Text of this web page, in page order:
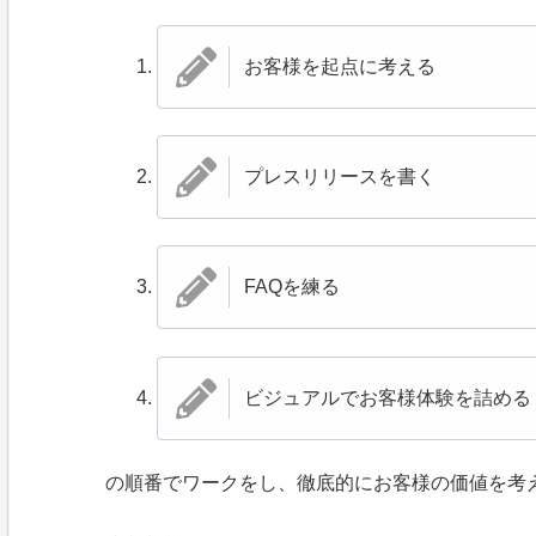
お客様を起点に考える
プレスリリースを書く
FAQを練る
ビジュアルでお客様体験を詰める
の順番でワークをし、徹底的にお客様の価値を考